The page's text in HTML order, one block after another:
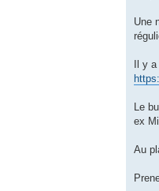
Une
Il y a
Le
ex
Au